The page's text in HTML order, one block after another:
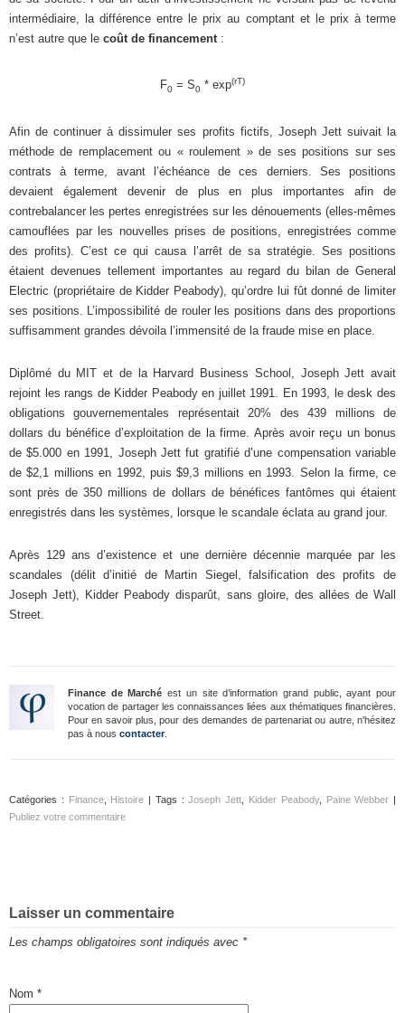
intermédiaire, la différence entre le prix au comptant et le prix à terme
n’est autre que le coût de financement :
F0 = S0 * exp(rT)
Afin de continuer à dissimuler ses profits fictifs, Joseph Jett suivait la
méthode de remplacement ou « roulement » de ses positions sur ses
contrats à terme, avant l’échéance de ces derniers. Ses positions
devaient également devenir de plus en plus importantes afin de
contrebalancer les pertes enregistrées sur les dénouements (elles-mêmes
camouflées par les nouvelles prises de positions, enregistrées comme
des profits). C’est ce qui causa l’arrêt de sa stratégie. Ses positions
étaient devenues tellement importantes au regard du bilan de General
Electric (propriétaire de Kidder Peabody), qu’ordre lui fût donné de limiter
ses positions. L’impossibilité de rouler les positions dans des proportions
suffisamment grandes dévoila l’immensité de la fraude mise en place.
Diplômé du MIT et de la Harvard Business School, Joseph Jett avait
rejoint les rangs de Kidder Peabody en juillet 1991. En 1993, le desk des
obligations gouvernementales représentait 20% des 439 millions de
dollars du bénéfice d’exploitation de la firme. Après avoir reçu un bonus
de $5.000 en 1991, Joseph Jett fut gratifié d’une compensation variable
de $2,1 millions en 1992, puis $9,3 millions en 1993. Selon la firme, ce
sont près de 350 millions de dollars de bénéfices fantômes qui étaient
enregistrés dans les systèmes, lorsque le scandale éclata au grand jour.
Après 129 ans d’existence et une dernière décennie marquée par les
scandales (délit d’initié de Martin Siegel, falsification des profits de
Joseph Jett), Kidder Peabody disparût, sans gloire, des allées de Wall
Street.
Finance de Marché est un site d’information grand public, ayant pour
vocation de partager les connaissances liées aux thématiques financières.
Pour en savoir plus, pour des demandes de partenariat ou autre, n'hésitez
pas à nous contacter.
Catégories : Finance, Histoire | Tags :Joseph Jett Kidder Peabody, Paine Webber |
Publiez votre commentaire
Laisser un commentaire
Les champs obligatoires sont indiqués avec *
Nom *